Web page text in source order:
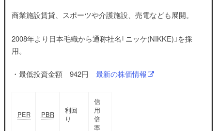
商業施設賃貸、スポーツや介護施設、売電なども展開。
2008年より日本毛織から通称社名｢ニッケ(NIKKE)｣を採
用。
・最低投資金額 942円最新の株価情報
PER PBR
利回
り
信
用
倍
率